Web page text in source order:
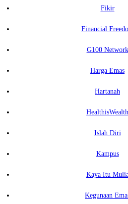
Fikir
Financial
G100 Network
Harga Emas
Hartanah
HealthisWealth
Islah Diri
Kampus
Kaya Itu
Kegunaan